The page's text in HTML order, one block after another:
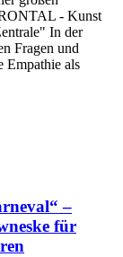
- Kunst
In der
Fragen und
Empathie als
–
für